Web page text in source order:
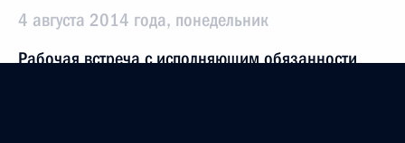
4 августа 2014 года, понедельник
Рабочая встреча с исполняющим обязанности